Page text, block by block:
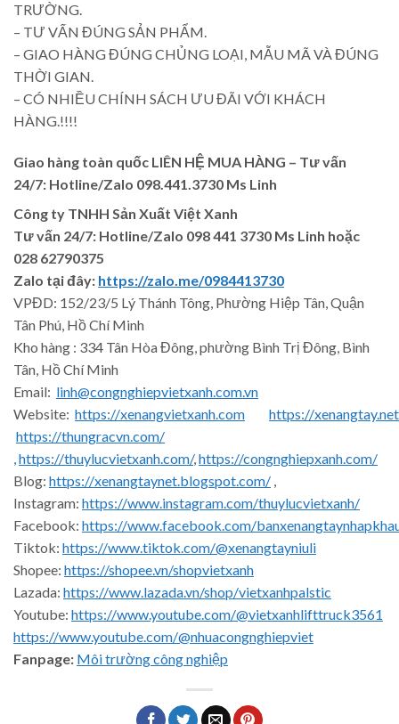
TRƯỜNG.
– TƯ VẤN ĐÚNG SẢN PHẨM.
– GIAO HÀNG ĐÚNG CHỦNG LOẠI, MẪU MÃ VÀ ĐÚNG
THỜI GIAN.
– CÓ NHIỀU CHÍNH SÁCH ƯU ĐÃI VỚI KHÁCH
HÀNG.!!!!
Giao hàng toàn quốc LIÊN HỆ MUA HÀNG – Tư vấn
24/7: Hotline/Zalo 098.441.3730 Ms Linh
Công ty TNHH Sản Xuất Việt Xanh
Tư vấn 24/7: Hotline/Zalo 098 441 3730 Ms Linh hoặc
028 62790375
Zalo tại đây: https://zalo.me/0984413730
VPĐD: 152/23/5 Lý Thánh Tông, Phường Hiệp Tân, Quận
Tân Phú, Hồ Chí Minh
Kho hàng : 334 Tân Hòa Đông, phường Bình Trị Đông, Bình
Tân, Hồ Chí Minh
Email: linh@congnghiepvietxanh.com.vn
Website: https://xenangvietxanh.com
https://xenangtay.net
https://thungracvn.com/
,https://thuylucvietxanh.com/,https://congnghiepxanh.com/
Blog: https://xenangtaynet.blogspot.com/ ,
Instagram: https://www.instagram.com/thuylucvietxanh/
Facebook: https://www.facebook.com/
Tiktok: https://www.tiktok.com/@xenangtayniuli
Shopee: https://shopee.vn/shopvietxanh
Lazada: https://www.lazada.vn/shop/vietxanhpalstic
Youtube: https://www.youtube.com/@vietxanhlifttruck3561
https://www.youtube.com/@nhuacongnghiepviet
Fanpage: Môi trường công nghiệp